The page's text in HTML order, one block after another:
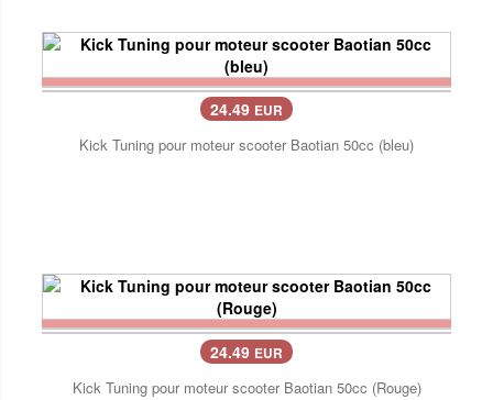
24.49 EUR
Kick Tuning pour moteur scooter Baotian 50cc (bleu)
24.49 EUR
Kick Tuning pour moteur scooter Baotian 50cc (Rouge)